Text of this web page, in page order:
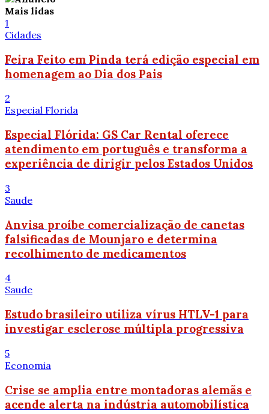
Mais lidas
1
Cidades
Feira Feito em Pinda terá edição especial em
homenagem ao Dia dos Pais
2
Especial Florida
Especial Flórida: GS Car Rental oferece
atendimento em português e transforma a
experiência de dirigir pelos Estados Unidos
3
Saude
Anvisa proíbe comercialização de canetas
falsificadas de Mounjaro e determina
recolhimento de medicamentos
4
Saude
Estudo brasileiro utiliza vírus HTLV-1 para
investigar esclerose múltipla progressiva
5
Economia
Crise se amplia entre montadoras alemãs e
acende alerta na indústria automobilística